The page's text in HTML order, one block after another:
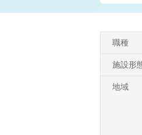
職種
施設形
地域